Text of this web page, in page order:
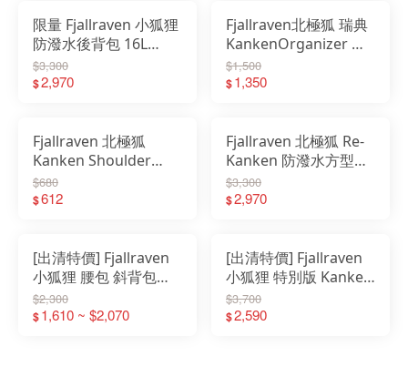
限量 Fjallraven 小狐狸
防潑水後背包 16L
Kanken Koncept
23200334
$3,300
$2,970
Fjallraven北極狐 瑞典
KankenOrganizer 多
色 收納袋 系統收納配
件 23508
$1,500
$1,350
Fjallraven 北極狐
Kanken Shoulder
Pads Classic 背包減壓
墊肩墊 23505
$680
$612
Fjallraven 北極狐 Re-
Kanken 防潑水方型書
包 後背包 空肯包
23548
$3,300
$2,970
[出清特價] Fjallraven
小狐狸 腰包 斜背包
Kanken Art Hip Pack
23200262
$2,300
$1,610 ~ $2,070
[出清特價] Fjallraven
小狐狸 特別版 Kanken
Art 空肯包 後背包 G-
1000 23200255
$3,700
$2,590